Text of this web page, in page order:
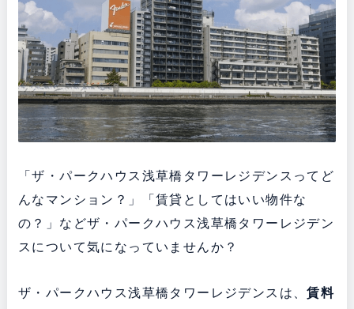
「ザ・パークハウス浅草橋タワーレジデンスってど
んなマンション？」「賃貸としてはいい物件な
の？」などザ・パークハウス浅草橋タワーレジデン
スについて気になっていませんか？
ザ・パークハウス浅草橋タワーレジデンスは、賃料